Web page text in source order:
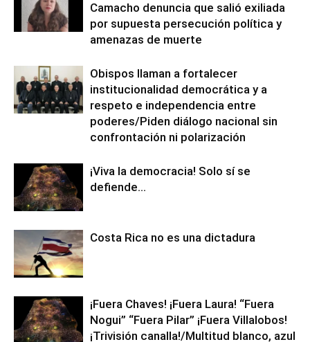
Camacho denuncia que salió exiliada
por supuesta persecución política y
amenazas de muerte
Obispos llaman a fortalecer
institucionalidad democrática y a
respeto e independencia entre
poderes/Piden diálogo nacional sin
confrontación ni polarización
¡Viva la democracia! Solo sí se
defiende…
Costa Rica no es una dictadura
¡Fuera Chaves! ¡Fuera Laura! “Fuera
Nogui” “Fuera Pilar” ¡Fuera Villalobos!
¡Trivisión canalla!/Multitud blanco, azul